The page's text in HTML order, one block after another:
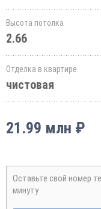
Высота потолка
2.66
Отделка в квартире
чистовая
21.99 млн ₽
Оставьте свой номер
минуту